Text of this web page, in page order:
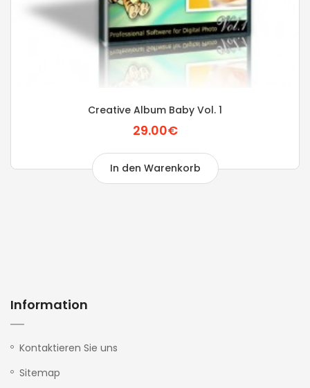
Creative Album Baby Vol. 1
29.00€
In den Warenkorb
Information
Kontaktieren Sie uns
Sitemap